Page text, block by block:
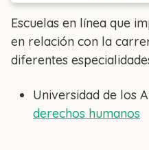
Escuelas en línea que
en relación con la
diferentes
Universidad de los
derechos humanos